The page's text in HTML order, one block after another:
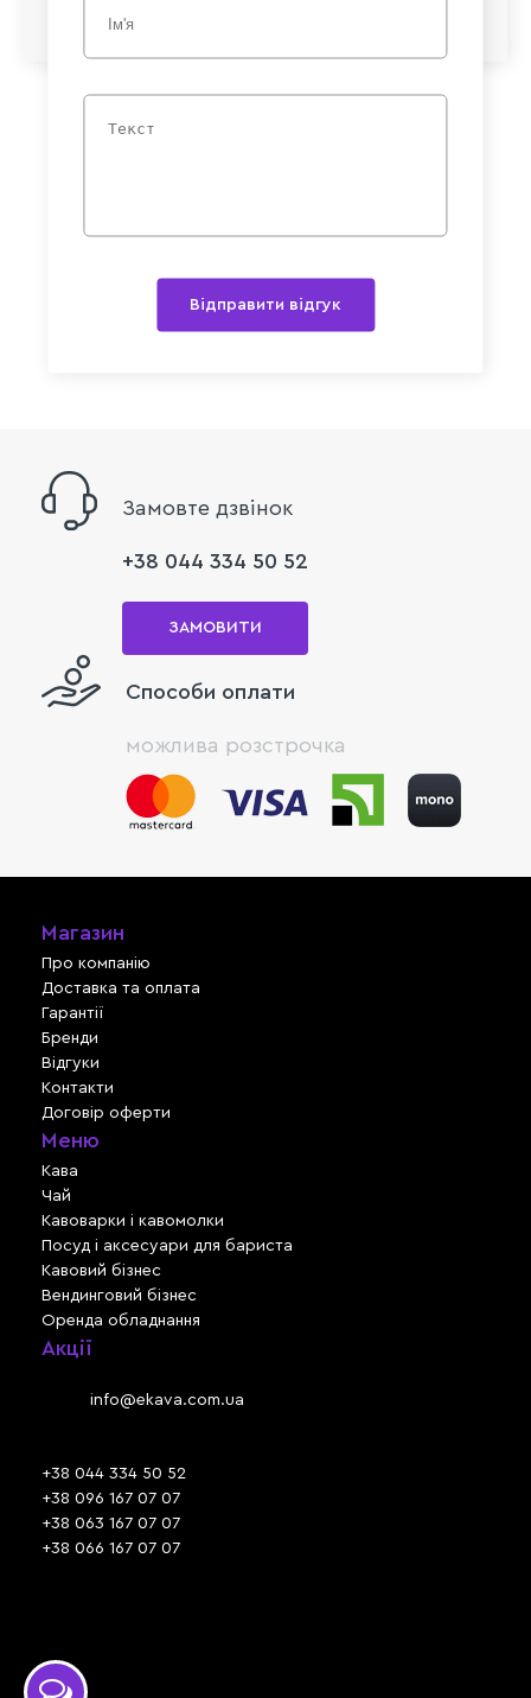
Відправити відгук
Замовте дзвінок
+38 044 334 50 52
ЗАМОВИТИ
Способи оплати
можлива розстрочка
Магазин
Про компанію
Доставка та оплата
Гарантії
Бренди
Відгуки
Контакти
Договір оферти
Меню
Кава
Чай
Кавоварки і кавомолки
Посуд і аксесуари для бариста
Кавовий бізнес
Вендинговий бізнес
Оренда обладнання
Акції
info@ekava.com.ua
+38 044 334 50 52
+38 096 167 07 07
+38 063 167 07 07
+38 066 167 07 07